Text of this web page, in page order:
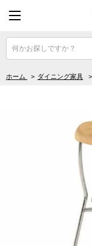
何かお探しですか？
ホーム > ダイニング家具 >